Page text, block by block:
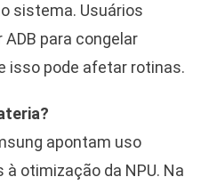
sistema. Usuários
para congelar
isso pode afetar rotinas.
apontam uso
à otimização da NPU. Na